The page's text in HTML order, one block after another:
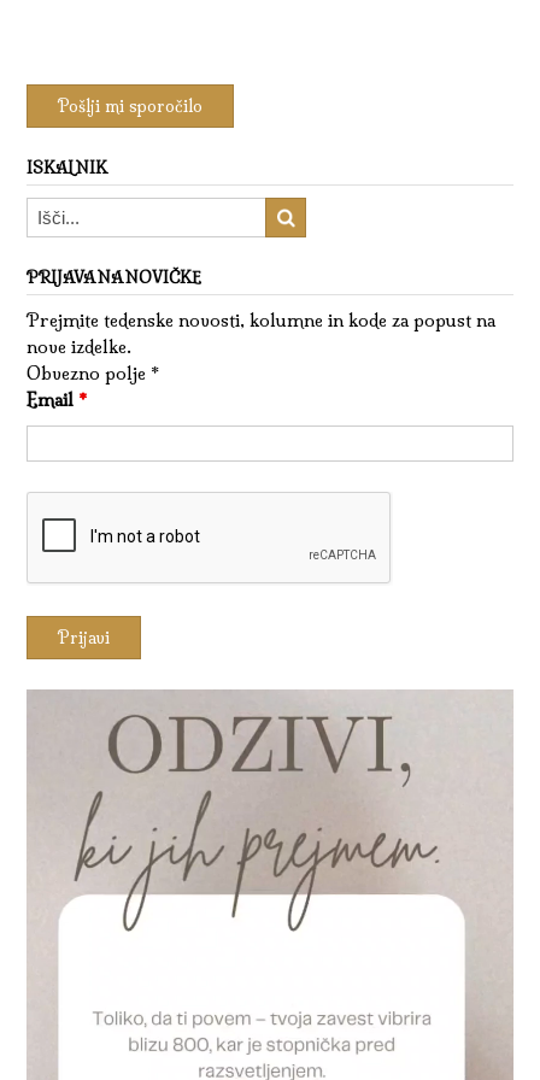
ISKALNIK
PRIJAVA NA NOVIČKE
Prejmite tedenske novosti, kolumne in kode za popust na
nove izdelke.
Obvezno polje *
Email *